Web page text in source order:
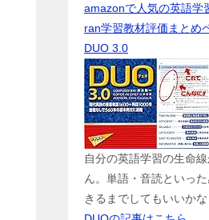
amazonで人気の英語学
ran学習教材評価まとめ
DUO 3.0
自分の英語学習の生命
ん。単語・音読といった
きるまでしてもいいかな